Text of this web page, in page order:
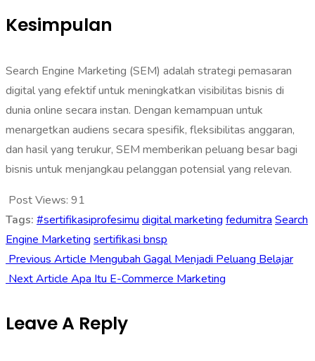
Kesimpulan
Search Engine Marketing (SEM) adalah strategi pemasaran
digital yang efektif untuk meningkatkan visibilitas bisnis di
dunia online secara instan. Dengan kemampuan untuk
menargetkan audiens secara spesifik, fleksibilitas anggaran,
dan hasil yang terukur, SEM memberikan peluang besar bagi
bisnis untuk menjangkau pelanggan potensial yang relevan.‎
Post Views: 91
Tags: #sertifikasiprofesimu digital marketing fedumitra Search
Engine Marketing sertifikasi bnsp
Previous Article Mengubah Gagal Menjadi Peluang Belajar
Next Article Apa Itu E-Commerce Marketing
Leave A Reply